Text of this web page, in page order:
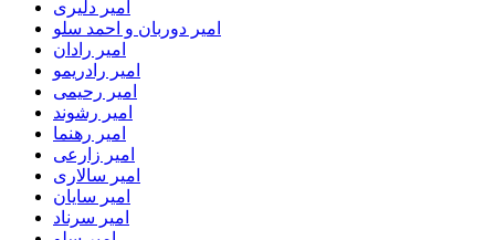
امیر دلیری
امیر دوربان و احمد سلو
امیر رادان
امیر رادریمو
امیر رحیمی
امیر رشوند
امیر رهنما
امیر زارعی
امیر سالاری
امیر سایان
امیر سرناد